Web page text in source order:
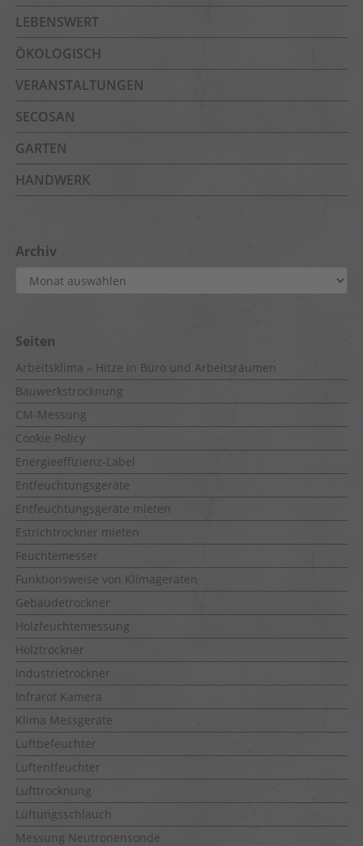
LEBENSWERT
ÖKOLOGISCH
VERANSTALTUNGEN
SECOSAN
GARTEN
HANDWERK
Archiv
Archiv
Seiten
Arbeitsklima – Hitze in Büro und Arbeitsräumen
Bauwerkstrocknung
CM-Messung
Cookie Policy
Energieeffizienz-Label
Entfeuchtungsgeräte
Entfeuchtungsgeräte mieten
Estrichtrockner mieten
Feuchtemesser
Funktionsweise von Klimageräten
Gebäudetrockner
Holzfeuchtemessung
Holztrockner
Industrietrockner
Infrarot Kamera
Klima Messgeräte
Luftbefeuchter
Luftentfeuchter
Lufttrocknung
Lüftungsschlauch
Messung Neutronensonde